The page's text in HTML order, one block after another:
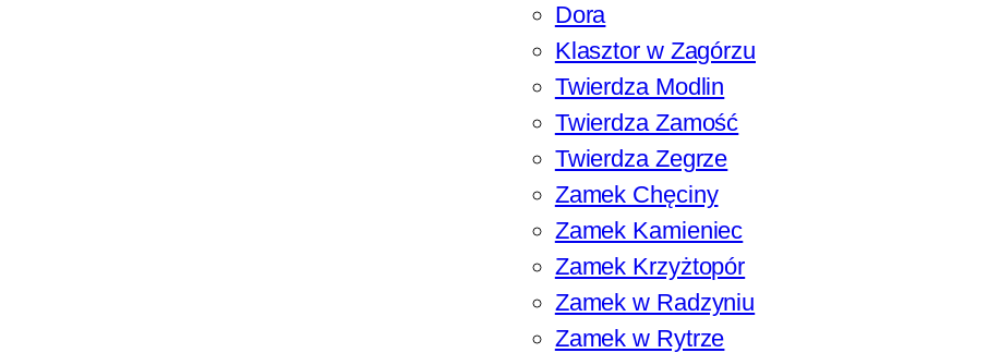
Dora
Klasztor w Zagórzu
Twierdza Modlin
Twierdza Zamość
Twierdza Zegrze
Zamek Chęciny
Zamek Kamieniec
Zamek Krzyżtopór
Zamek w Radzyniu
Zamek w Rytrze